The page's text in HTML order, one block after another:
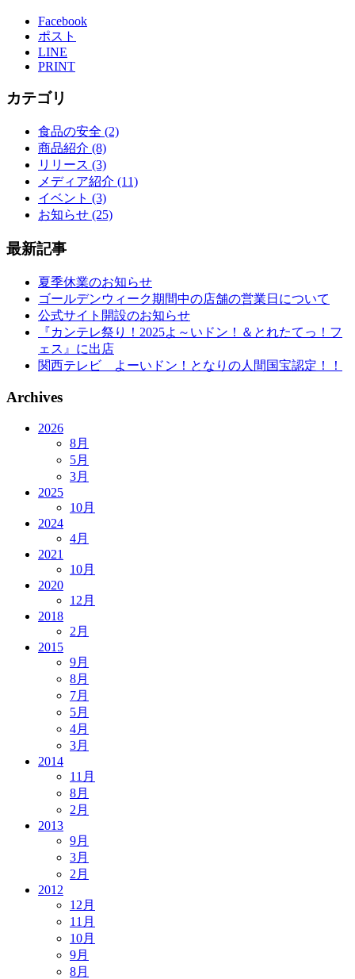
Facebook
ポスト
LINE
PRINT
カテゴリ
食品の安全 (2)
商品紹介 (8)
リリース (3)
メディア紹介 (11)
イベント (3)
お知らせ (25)
最新記事
夏季休業のお知らせ
ゴールデンウィーク期間中の店舗の営業日について
公式サイト開設のお知らせ
『カンテレ祭り！2025よ～いドン！＆とれたてっ！フ
ェス』に出店
関西テレビ よーいドン！となりの人間国宝認定！！
Archives
2026
8月
5月
3月
2025
10月
2024
4月
2021
10月
2020
12月
2018
2月
2015
9月
8月
7月
5月
4月
3月
2014
11月
8月
2月
2013
9月
3月
2月
2012
12月
11月
10月
9月
8月